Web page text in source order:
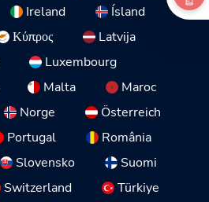
Ireland
Ísland
Κύπρος
Latvija
Luxembourg
Malta
Maroc
Norge
Österreich
Portugal
România
Slovensko
Suomi
Switzerland Türkiye